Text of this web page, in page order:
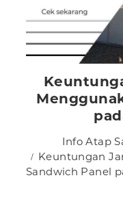
Info Atap
Keuntungan
Sandwich Panel